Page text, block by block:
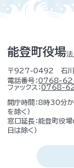
能登町役場
〒927-0492 石川県
電話番号：0768-
ファックス：0768-
開庁時間：8時30分か
を除く）
窓口延長：能登町役
日は除く）